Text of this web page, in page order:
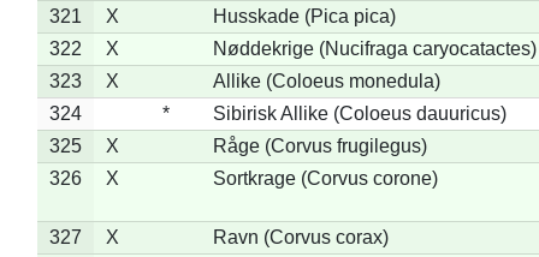
321 X
Husskade (Pica pica)
322
X
Nøddekrige (Nucifraga caryocatactes)
323
X
Allike (Coloeus monedula)
324
*
Sibirisk Allike (Coloeus dauuricus)
325
X
Råge (Corvus frugilegus)
326
X Sortkrage (Corvus corone)
327 X
Ravn (Corvus corax)